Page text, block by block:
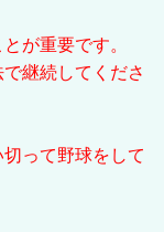
が重要です。
継続してくださ
って野球をして